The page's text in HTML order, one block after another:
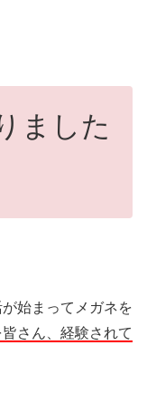
ました
始まってメガネを
さん、経験されて